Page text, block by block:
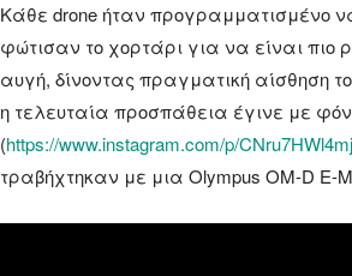
Κάθε drone ήταν προγραμματισμένο
φώτισαν το χορτάρι για να είναι πιο
αυγή, δίνοντας πραγματική αίσθηση
η τελευταία προσπάθεια έγινε με
(https://www.instagram.com/p/
τραβήχτηκαν με μια Olympus OM-D E-